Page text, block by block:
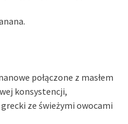
połączone z masłem
konsystencji,
ze świeżymi owocami